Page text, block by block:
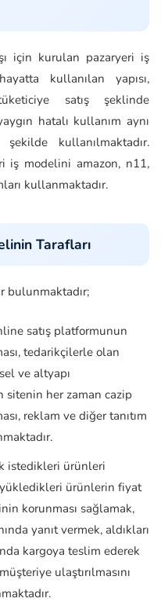
için kurulan pazaryeri iş
kullanılan yapısı,
satış şeklinde
hatalı kullanım aynı
kullanılmaktadır.
iş modelini amazon, n11,
kullanmaktadır.
Tarafları
bulunmaktadır;
satış platformunun
tedarikçilerle olan
ve altyapı
her zaman cazip
reklam ve diğer tanıtım
istedikleri ürünleri
ürünlerin fiyat
korunması sağlamak,
yanıt vermek, aldıkları
kargoya teslim ederek
ulaştırılmasını